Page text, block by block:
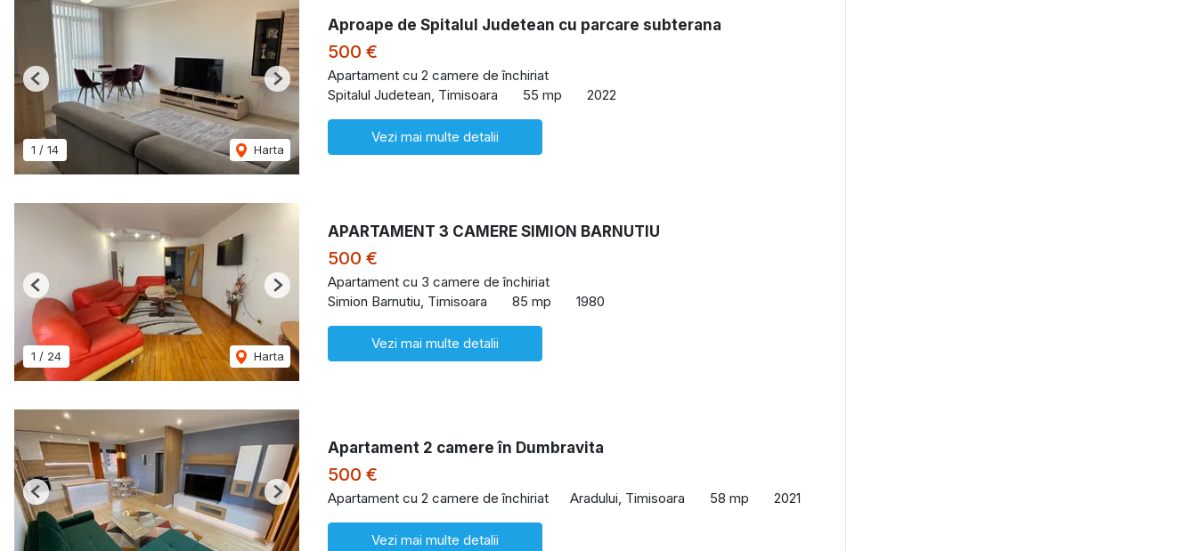
1 / 14 Harta
Previous Next
Aproape de Spitalul Judetean cu parcare subterana
500 €
Apartament cu 2 camere de închiriat
Spitalul Judetean, Timisoara
55 mp 2022
Vezi mai multe detalii
1 / 24 Harta
Previous Next
APARTAMENT 3 CAMERE SIMION BARNUTIU
500 €
Apartament cu 3 camere de închiriat
Simion Barnutiu, Timisoara
85 mp 1980
Vezi mai multe detalii
Previous Next
Apartament 2 camere în Dumbravita
500 €
Apartament cu 2 camere de închiriat Aradului, Timisoara 58 mp 2021
Vezi mai multe detalii